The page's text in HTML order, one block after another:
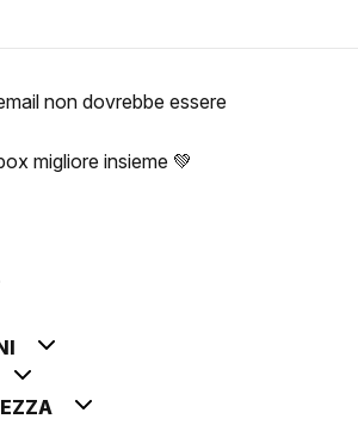
non dovrebbe essere
migliore insieme 💚